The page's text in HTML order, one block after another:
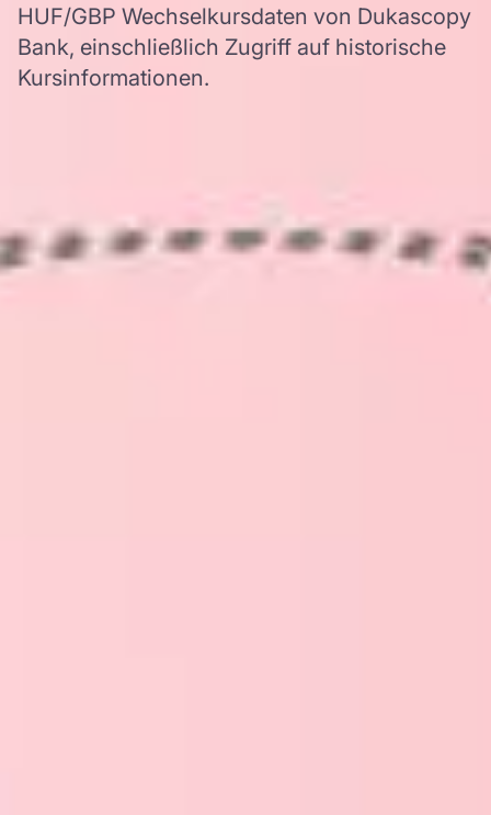
HUF/GBP Wechselkursdaten von Dukascopy
Bank, einschließlich Zugriff auf historische
Kursinformationen.